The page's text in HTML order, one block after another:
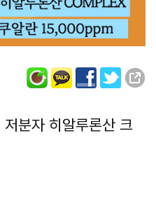
저분자 히알루론산 크